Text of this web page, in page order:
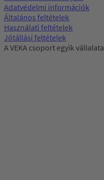
Adatvédelmi információk
Általános feltételek
Használati feltételek
Jótállási feltételek
A VEKA csoport egyik vállalata